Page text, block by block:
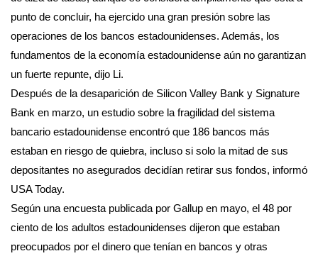
punto de concluir, ha ejercido una gran presión sobre las
operaciones de los bancos estadounidenses. Además, los
fundamentos de la economía estadounidense aún no garantizan
un fuerte repunte, dijo Li.
Después de la desaparición de Silicon Valley Bank y Signature
Bank en marzo, un estudio sobre la fragilidad del sistema
bancario estadounidense encontró que 186 bancos más
estaban en riesgo de quiebra, incluso si solo la mitad de sus
depositantes no asegurados decidían retirar sus fondos, informó
USA Today.
Según una encuesta publicada por Gallup en mayo, el 48 por
ciento de los adultos estadounidenses dijeron que estaban
preocupados por el dinero que tenían en bancos y otras